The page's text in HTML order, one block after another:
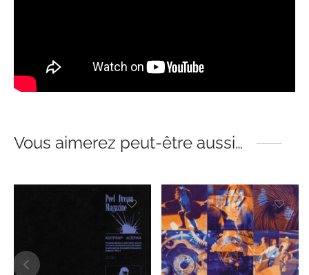
Vous aimerez peut-être aussi…